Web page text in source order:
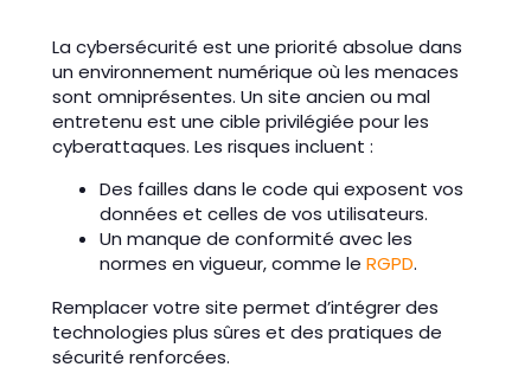
La cybersécurité est une priorité absolue dans
un environnement numérique où les menaces
sont omniprésentes. Un site ancien ou mal
entretenu est une cible privilégiée pour les
cyberattaques. Les risques incluent :
Des failles dans le code qui exposent vos
données et celles de vos utilisateurs.
Un manque de conformité avec les
normes en vigueur, comme leRGPD.
Remplacer votre site permet d’intégrer des
technologies plus sûres et des pratiques de
sécurité renforcées.